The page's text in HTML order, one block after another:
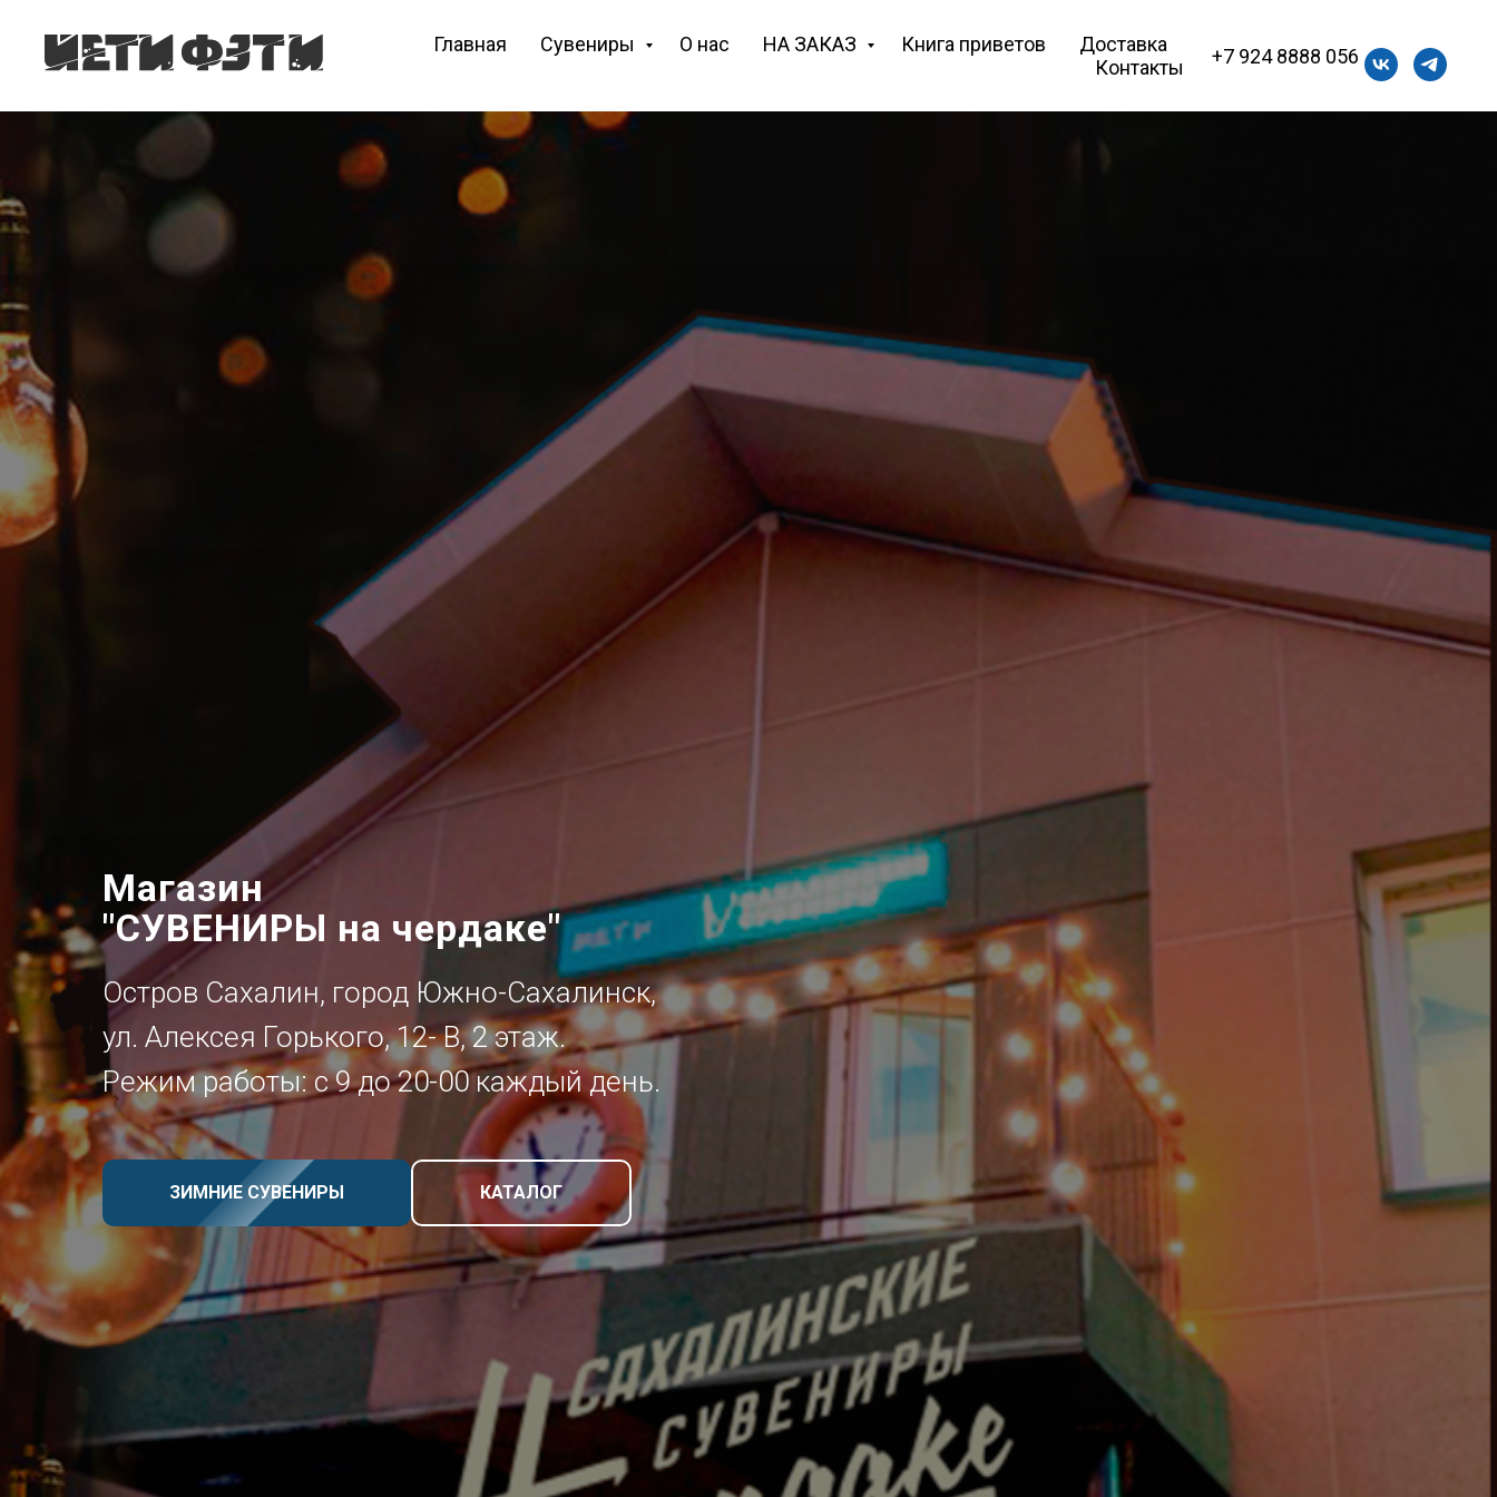
Главная Сувениры О нас НА ЗАКАЗ Книга приветов
Доставка
Контакты
+7 924 8888 056
Магазин
"СУВЕНИРЫ на чердаке"
Остров Сахалин, город Южно-Сахалинск,
ул. Алексея Горького, 12- В, 2 этаж.
Режим работы: с 9 до 20-00 каждый день.
ЗИМНИЕ СУВЕНИРЫ КАТАЛОГ